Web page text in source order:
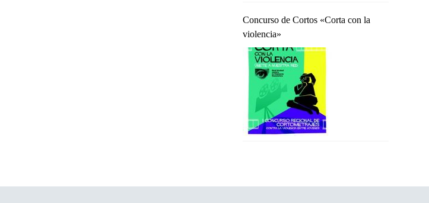
Concurso de Cortos «Corta con la
violencia»